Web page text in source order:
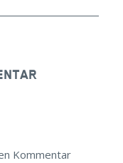
Kommentar